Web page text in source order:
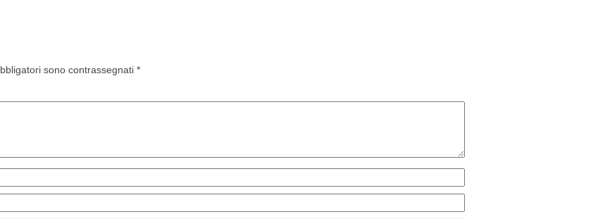
sono contrassegnati *